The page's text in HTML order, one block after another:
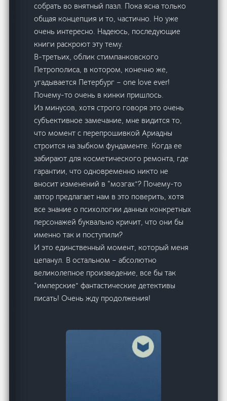
собрать во внятный пазл. Пока ясна только
общая концепция и то, частично. Но уже
очень интересно. Надеюсь, последующие
книги раскроют эту тему.
В-третьих, облик стимпанковского
Петрополиса, в котором, конечно же,
угадывается Петербург – one love ever!
Почему-то очень в кинки пришлось.
Из минусов, хотя строго говоря это очень
субъективное замечание, мне видится то,
что момент с перепрошивкой Ариадны
строится на зыбком фундаменте. Когда ее
забирают для косметического ремонта, где
гарантии, что одновременно никто не
вносит изменений в “мозгах”? Почему-то
автор предлагает нам в это поверить, хотя
все знание о психологии данных конкретных
персонажей буквально кричит, что они бы
именно так и поступили?
И это единственный момент, который меня
цепанул. В остальном – абсолютно
великолепное произведение, все бы так
“имперские” фантастические детективы
писать! Очень жду продолжения!